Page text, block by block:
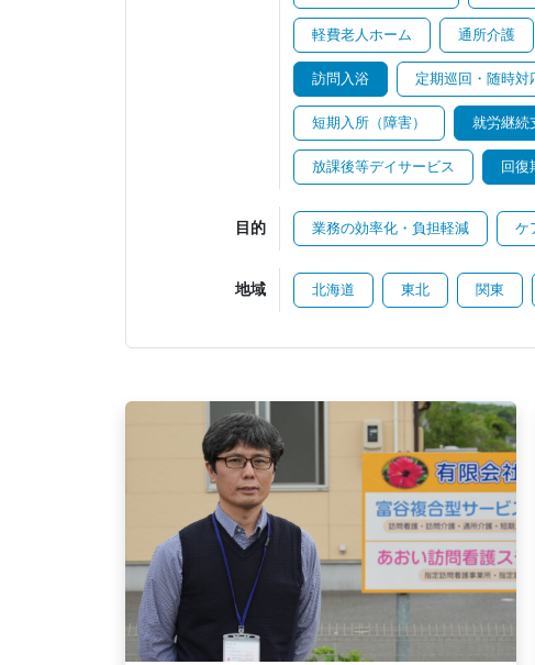
軽費老人ホーム 通所介護
訪問入浴 定期巡回・随時
短期入所（障害） 就労継続
放課後等デイサービス 回復
目的 業務の効率化・負担軽減 ケ
地域 北海道 東北 関東